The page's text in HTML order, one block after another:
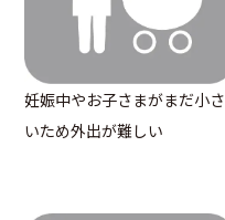
妊娠中やお子さまがまだ小さ
いため外出が難しい